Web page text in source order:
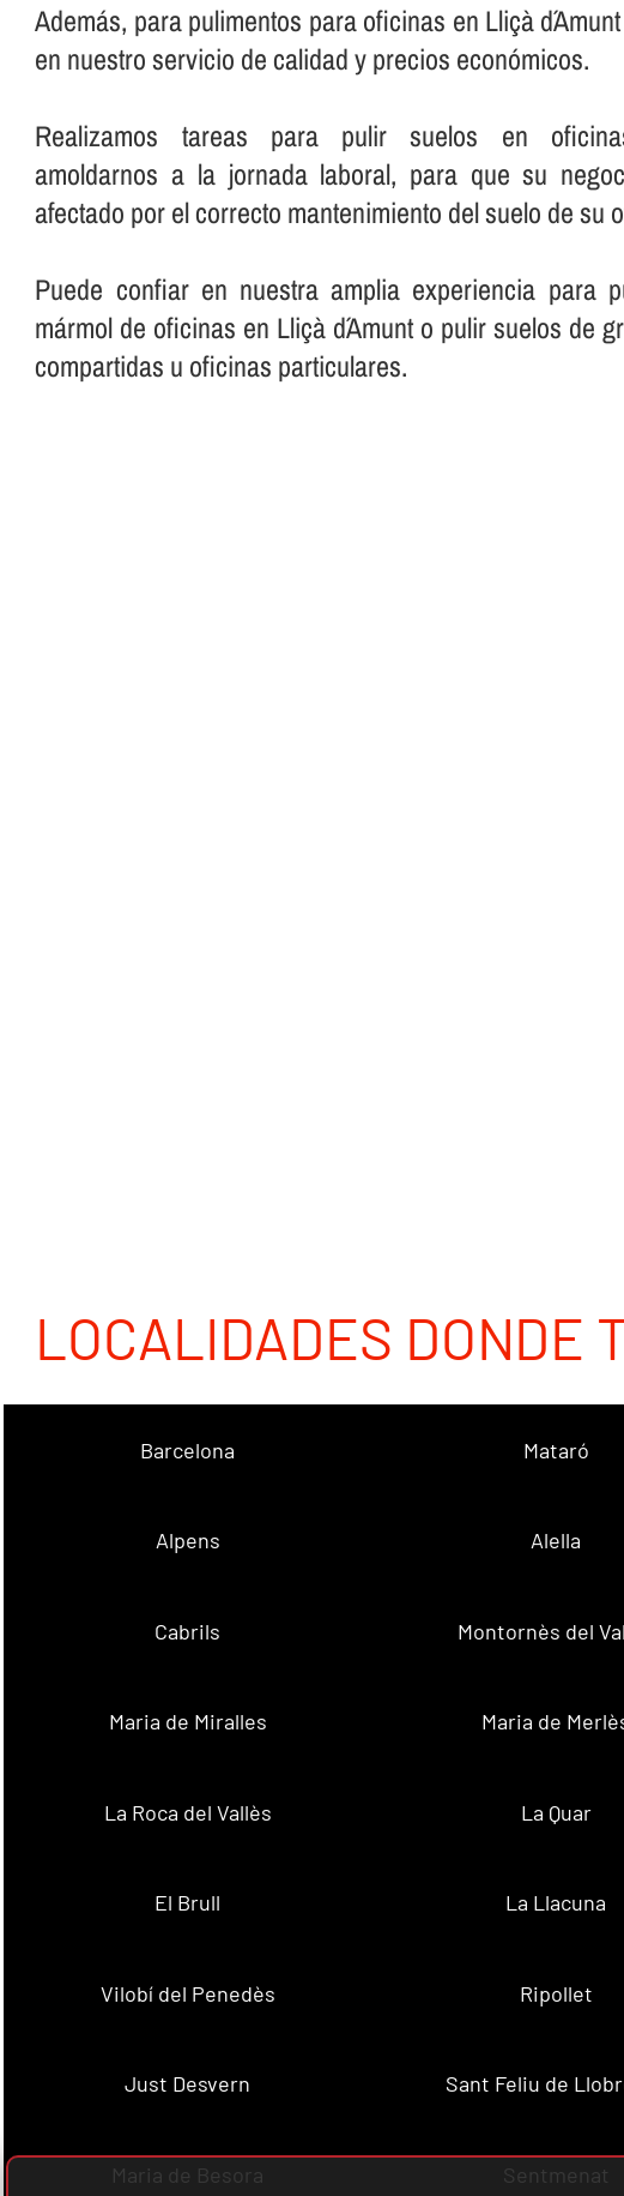
Además, para pulimentos para oficinas en Lliçà
en nuestro servicio de calidad y precios económicos.
Realizamos tareas para pulir suelos en
amoldarnos a la jornada laboral, para que su
afectado por el correcto mantenimiento del suelo de su
Puede confiar en nuestra amplia experiencia para
mármol de oficinas en Lliçà d´Amunt o pulir suelos de
compartidas u oficinas particulares.
LOCALIDADES DONDE
Barcelona Mataró
Alpens Alella
Cabrils Montornès del
Maria de Miralles Maria de
La Roca del Vallès La Quar
El Brull La Llacuna
Vilobí del Penedès Ripollet
Just Desvern Sant Feliu de
Maria de Besora Sentmenat